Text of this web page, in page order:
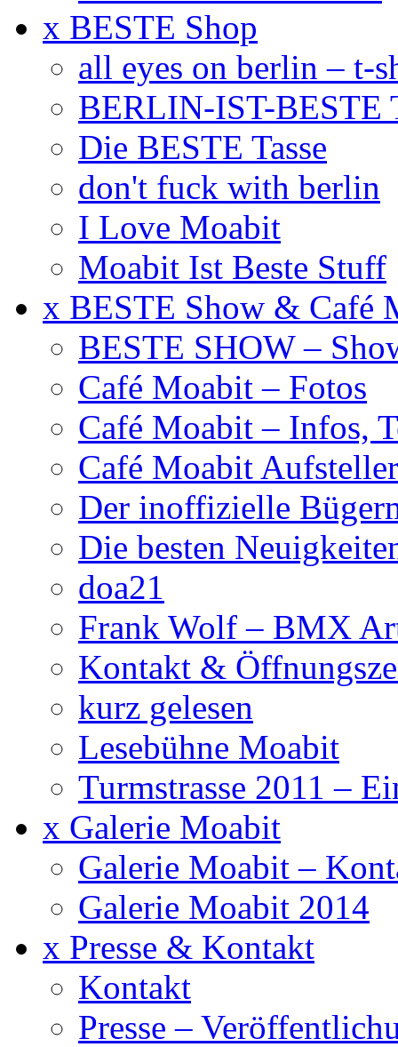
x BESTE Shop
all eyes on berlin – t-
BERLIN-IST-BESTE
Die BESTE Tasse
don't fuck with berlin
I Love Moabit
Moabit Ist Beste Stuff
x BESTE Show & Café
BESTE SHOW –
Café Moabit – Fotos
Café Moabit – Infos,
Café Moabit Aufsteller
Der inoffizielle
Die besten
doa21
Frank Wolf – BMX
Kontakt &
kurz gelesen
Lesebühne Moabit
Turmstrasse 2011 –
x Galerie Moabit
Galerie Moabit –
Galerie Moabit 2014
x Presse & Kontakt
Kontakt
Presse –